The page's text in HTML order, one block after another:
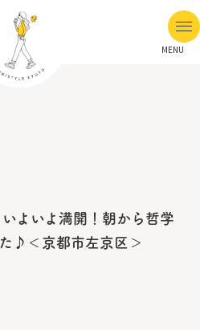
MENU
よいよ満開！朝から哲学
♪＜京都市左京区＞